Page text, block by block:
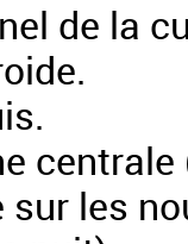
de la
sur les